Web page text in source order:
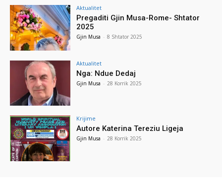
Aktualitet
Pregaditi Gjin Musa-Rome- Shtator
2025
Gjin Musa - 8 Shtator 2025
Aktualitet
Nga: Ndue Dedaj
Gjin Musa - 28 Korrik 2025
Krijime
Autore Katerina Tereziu Ligeja
Gjin Musa - 28 Korrik 2025